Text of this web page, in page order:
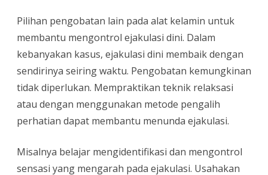
Pilihan pengobatan lain pada alat kelamin untuk
membantu mengontrol ejakulasi dini. Dalam
kebanyakan kasus, ejakulasi dini membaik dengan
sendirinya seiring waktu. Pengobatan kemungkinan
tidak diperlukan. Mempraktikan teknik relaksasi
atau dengan menggunakan metode pengalih
perhatian dapat membantu menunda ejakulasi.
Misalnya belajar mengidentifikasi dan mengontrol
sensasi yang mengarah pada ejakulasi. Usahakan